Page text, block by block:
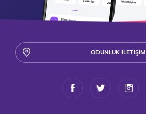
ODUNLUK İLETİŞİM